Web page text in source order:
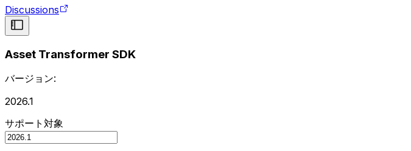
Discussions
Asset Transformer SDK
バージョン:
2026.1
サポート対象